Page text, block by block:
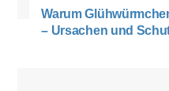
Warum
– Ursachen und